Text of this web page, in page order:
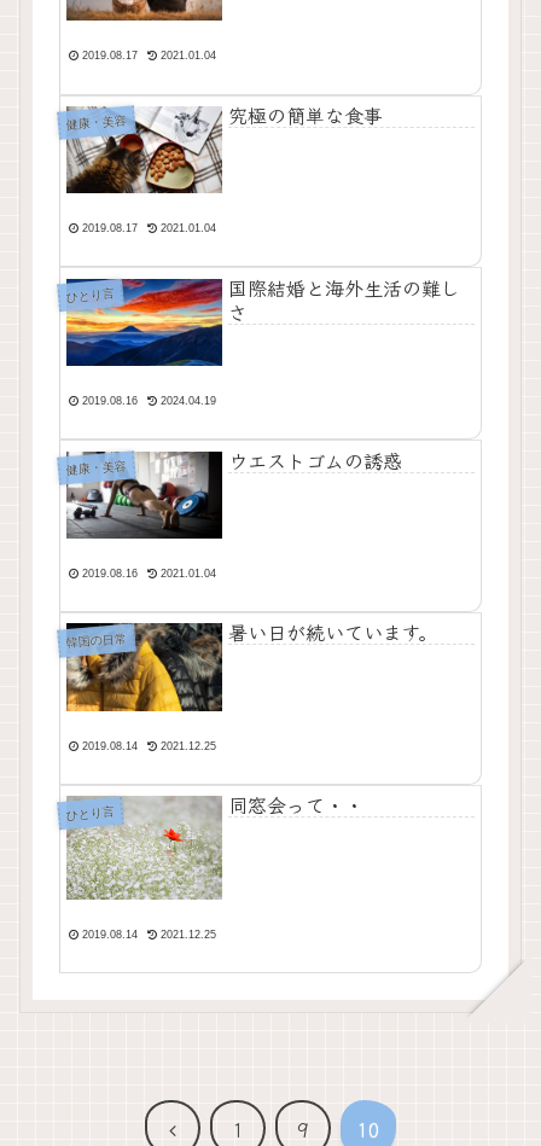
2019.08.17 2021.01.04
健康・美容 究極の簡単な食事
2019.08.17 2021.01.04
ひとり言
国際結婚と海外生活の難し
さ
2019.08.16 2024.04.19
健康・美容 ウエストゴムの誘惑
2019.08.16 2021.01.04
韓国の日常 暑い日が続いています。
2019.08.14 2021.12.25
ひとり言 同窓会って・・
2019.08.14 2021.12.25
前 1 9 10